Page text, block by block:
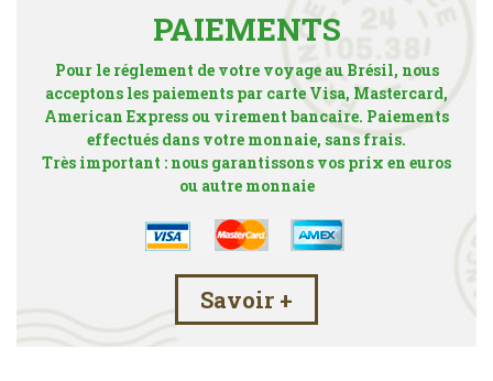
PAIEMENTS
Pour le réglement de votre voyage au Brésil, nous
acceptons les paiements par carte Visa, Mastercard,
American Express ou virement bancaire. Paiements
effectués dans votre monnaie, sans frais.
Très important : nous garantissons vos prix en euros
ou autre monnaie
Savoir +